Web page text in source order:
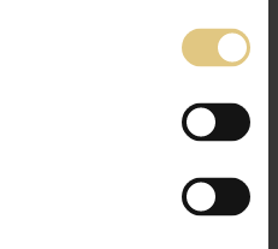
an die Montage, da
Möglichkeiten hast, einen
ohne Bohren anzubringen. Je
und sich jederzeit mühelos